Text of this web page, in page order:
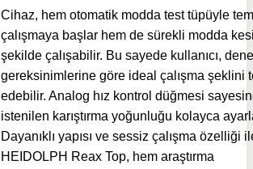
Cihaz, hem otomatik modda test tüpüyle
çalışmaya başlar hem de sürekli modda
şekilde çalışabilir. Bu sayede kullanıcı,
gereksinimlerine göre ideal çalışma şeklini
edebilir. Analog hız kontrol düğmesi
istenilen karıştırma yoğunluğu kolayca
Dayanıklı yapısı ve sessiz çalışma özelliği
HEIDOLPH Reax Top, hem araştırma